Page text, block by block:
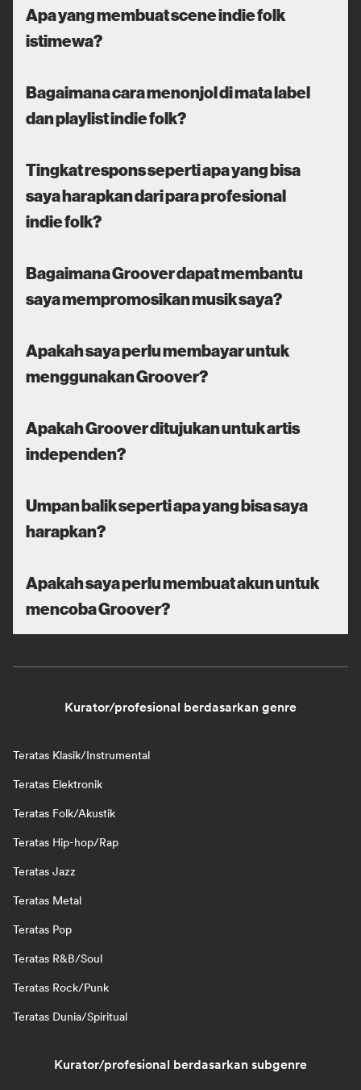
Apa yang membuat scene indie folk
istimewa?
Bagaimana cara menonjol di mata label
dan playlist indie folk?
Tingkat respons seperti apa yang bisa
saya harapkan dari para profesional
indie folk?
Bagaimana Groover dapat membantu
saya mempromosikan musik saya?
Apakah saya perlu membayar untuk
menggunakan Groover?
Apakah Groover ditujukan untuk artis
independen?
Umpan balik seperti apa yang bisa saya
harapkan?
Apakah saya perlu membuat akun untuk
mencoba Groover?
Kurator/profesional berdasarkan genre
Teratas Klasik/Instrumental
Teratas Elektronik
Teratas Folk/Akustik
Teratas Hip-hop/Rap
Teratas Jazz
Teratas Metal
Teratas Pop
Teratas R&B/Soul
Teratas Rock/Punk
Teratas Dunia/Spiritual
Kurator/profesional berdasarkan subgenre